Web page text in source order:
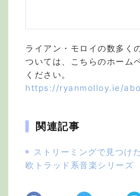
ライアン・モロイの数多く
ついては、こちらのホーム
ください。
https://ryanmolloy.ie/
関連記事
ストリーミングで見つけ
欧トラッド系音楽シリーズ